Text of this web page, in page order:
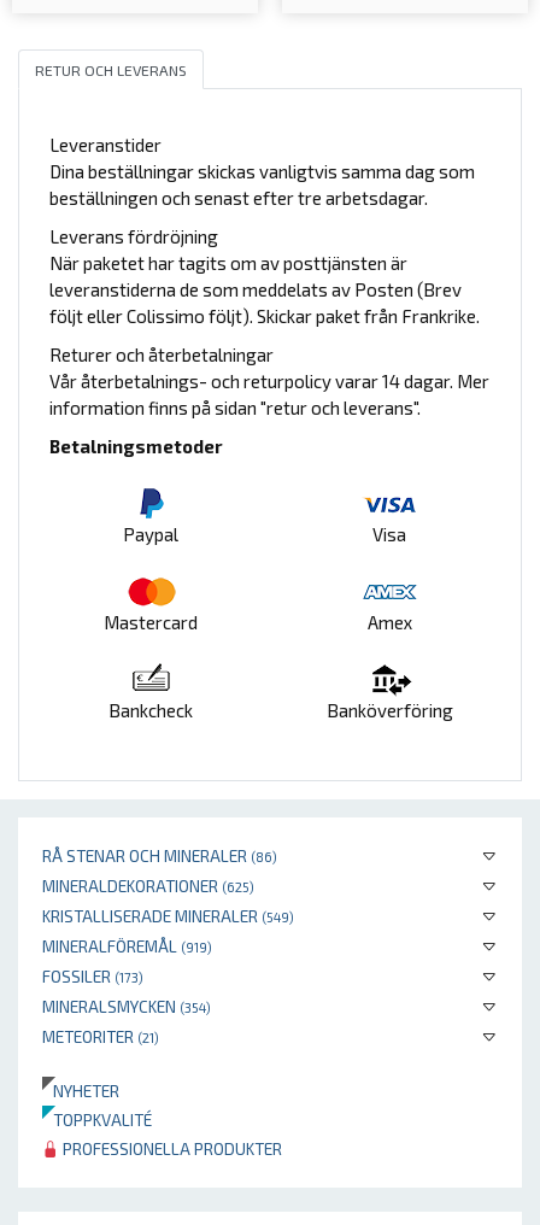
RÅ STENAR OCH MINERALER (86)
MINERALDEKORATIONER (625)
KRISTALLISERADE MINERALER (549)
MINERALFÖREMÅL (919)
FOSSILER (173)
MINERALSMYCKEN (354)
METEORITER (21)
NYHETER
TOPPKVALITÉ
PROFESSIONELLA PRODUKTER
RETUR OCH LEVERANS
Leveranstider
Dina beställningar skickas vanligtvis samma dag som
beställningen och senast efter tre arbetsdagar.
Leverans fördröjning
När paketet har tagits om av posttjänsten är
leveranstiderna de som meddelats av Posten (Brev
följt eller Colissimo följt). Skickar paket från Frankrike.
Returer och återbetalningar
Vår återbetalnings- och returpolicy varar 14 dagar. Mer
information finns på sidan "retur och leverans".
Betalningsmetoder
Paypal Visa
Mastercard Amex
Bankcheck Banköverföring